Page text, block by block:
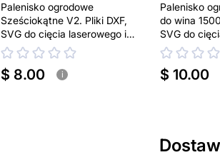
Palenisko ogrodowe
Sześciokątne V2. Pliki DXF,
SVG do cięcia laserowego i
plazmowego
$ 8.00 i
Palenisko
do wina
SVG do
plazmowego
$ 10.00